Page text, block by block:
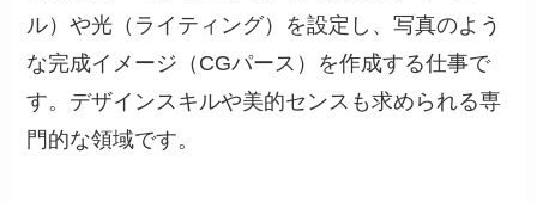
ル）や光（ライティング）を設定し、写真のよう
な完成イメージ（CGパース）を作成する仕事で
す。デザインスキルや美的センスも求められる専
門的な領域です。